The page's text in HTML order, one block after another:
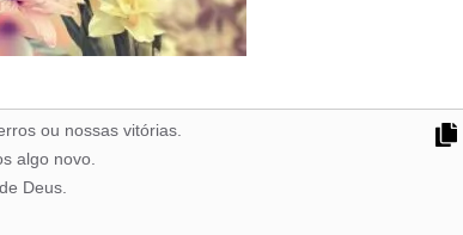
ou nossas vitórias.
algo novo.
Deus.